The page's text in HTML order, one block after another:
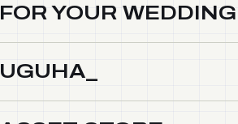
FOR YOUR
UGUHA_